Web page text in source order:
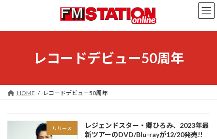
ン
ー
レコードデビュー50周年
HOME レコードデビュー50周年
リリース
レジェンドスター・郷ひろみ、2023年最
新ツアーのDVD/Blu-rayが12/20発売!!